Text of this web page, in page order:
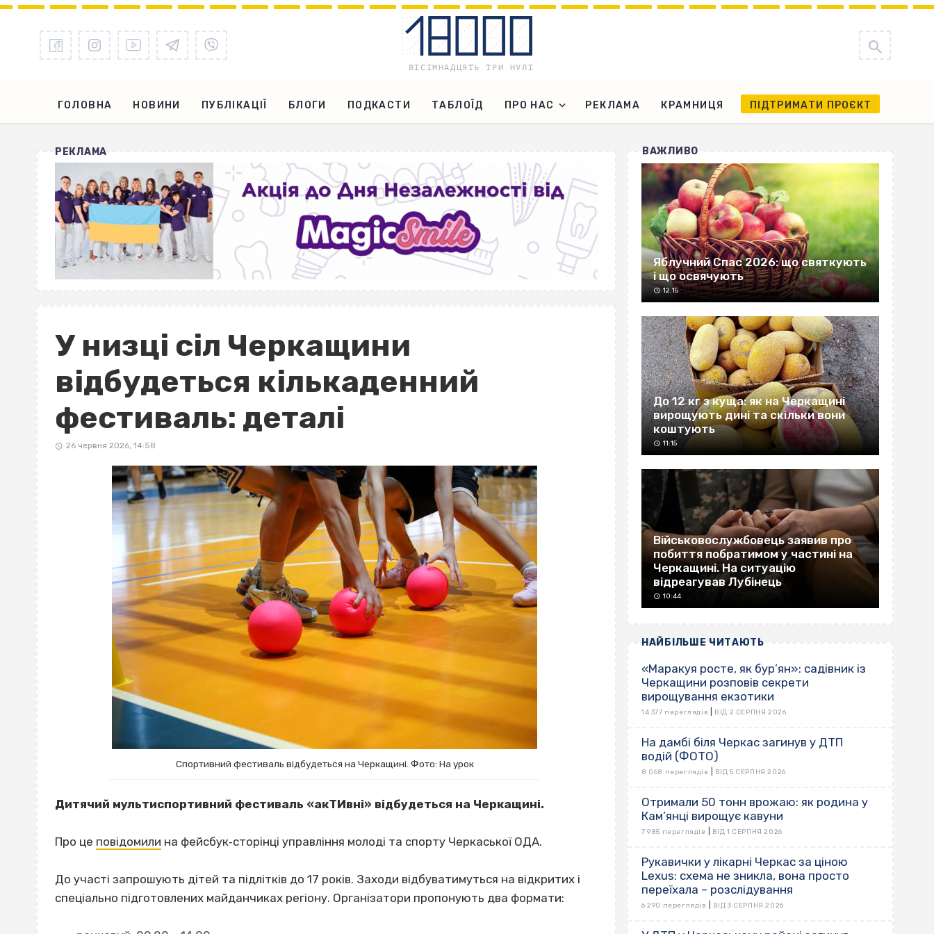
ГОЛОВНА НОВИНИ ПУБЛІКАЦІЇ БЛОГИ ПОДКАСТИ ТАБЛОЇД ПРО НАС РЕКЛАМА КРАМНИЦЯ ПІДТРИМАТИ ПРОЄКТ
РЕКЛАМА
У низці сіл Черкащини
відбудеться кількаденний
фестиваль: деталі
26 червня 2026, 14:58
Спортивний фестиваль відбудеться на Черкащині. Фото: На урок
Дитячий мультиспортивний фестиваль «акТИвні» відбудеться на Черкащині.
Про це повідомили на фейсбук‐сторінці управління молоді та спорту Черкаської ОДА.
До участі запрошують дітей та підлітків до 17 років. Заходи відбуватимуться на відкритих і
спеціально підготовлених майданчиках регіону. Організатори пропонують два формати:
ВАЖЛИВО
Яблучний Спас 2026: що святкують
і що освячують
12:15
До 12 кг з куща: як на Черкащині
вирощують дині та скільки вони
коштують
11:15
Військовослужбовець заявив про
побиття побратимом у частині на
Черкащині. На ситуацію
відреагував Лубінець
10:44
НАЙБІЛЬШЕ ЧИТАЮТЬ
«Маракуя росте, як бур’ян»: садівник із
Черкащини розповів секрети
вирощування екзотики
14 377 переглядів ВІД 2 СЕРПНЯ 2026
На дамбі біля Черкас загинув у ДТП
водій (ФОТО)
8 068 переглядів ВІД 5 СЕРПНЯ 2026
Отримали 50 тонн врожаю: як родина у
Кам’янці вирощує кавуни
7 985 переглядів ВІД 1 СЕРПНЯ 2026
Рукавички у лікарні Черкас за ціною
Lexus: схема не зникла, вона просто
переїхала – розслідування
6 290 переглядів ВІД 3 СЕРПНЯ 2026